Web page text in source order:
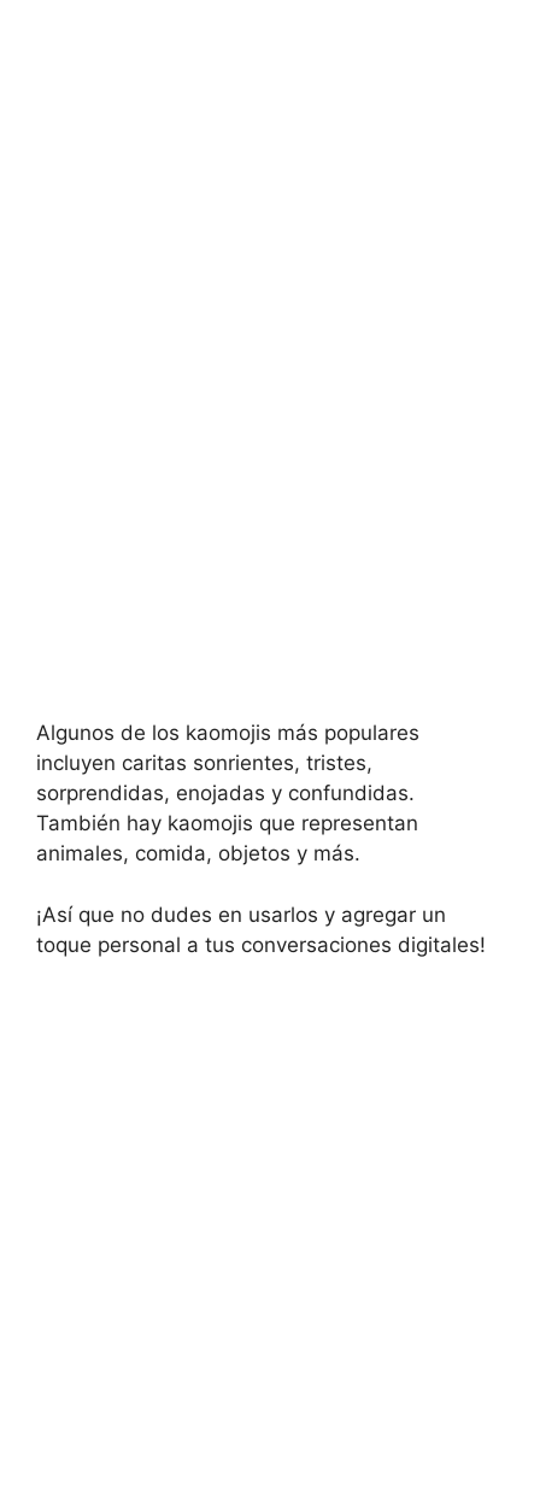
Algunos de los kaomojis más populares
incluyen caritas sonrientes, tristes,
sorprendidas, enojadas y confundidas.
También hay kaomojis que representan
animales, comida, objetos y más.
¡Así que no dudes en usarlos y agregar un
toque personal a tus conversaciones digitales!